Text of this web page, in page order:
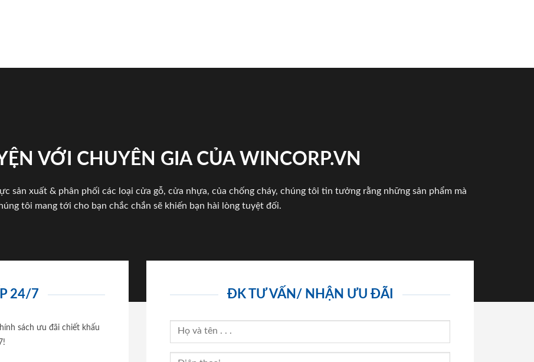
VỚI CHUYÊN GIA CỦA WINCORP.VN
sản xuất & phân phối các loại cửa gỗ, cửa nhựa, của chống cháy, chúng tôi tin tưởng rằng những sản phẩm mà
tôi mang tới cho bạn chắc chắn sẽ khiến bạn hài lòng tuyệt đối.
24/7
sách ưu đãi chiết khấu
ĐK TƯ VẤN/ NHẬN ƯU ĐÃI